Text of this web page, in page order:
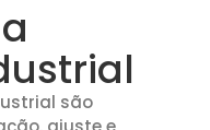
são